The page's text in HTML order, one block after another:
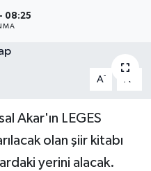
08:25
A- A
Akar'ın LEGES
olan şiir kitabı
yerini alacak.